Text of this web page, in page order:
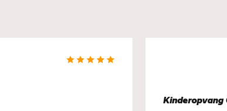
Kinderopvang